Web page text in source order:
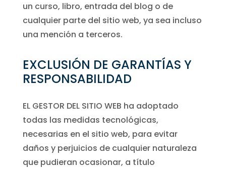
un curso, libro, entrada del blog o de
cualquier parte del sitio web, ya sea incluso
una mención a terceros.
EXCLUSIÓN DE GARANTÍAS Y
RESPONSABILIDAD
EL GESTOR DEL SITIO WEB ha adoptado
todas las medidas tecnológicas,
necesarias en el sitio web, para evitar
daños y perjuicios de cualquier naturaleza
que pudieran ocasionar, a título